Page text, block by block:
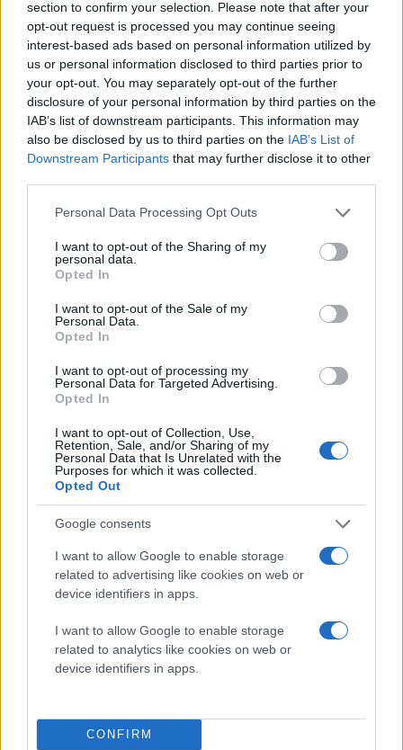
section to confirm your selection. Please note that after your
opt-out request is processed you may continue seeing
interest-based ads based on personal information utilized by
us or personal information disclosed to third parties prior to
your opt-out. You may separately opt-out of the further
disclosure of your personal information by third parties on the
IAB’s list of downstream participants. This information may
also be disclosed by us to third parties on the IAB’s List of
Downstream Participants that may further disclose it to other
Please note that this website/app uses one or more Google
not limited to your visit or usage behaviour. You may click to
grant or deny consent to Google and its third-party tags to
use your data for below specified purposes in below Google
consent section.
Personal Data Processing Opt Outs
I want to opt-out of the Sharing of my
personal data.
Opted In
I want to opt-out of the Sale of my
Personal Data.
Opted In
I want to opt-out of processing my
Personal Data for Targeted Advertising.
Opted In
I want to opt-out of Collection, Use,
Retention, Sale, and/or Sharing of my
Personal Data that Is Unrelated with the
Purposes for which it was collected.
Opted Out
Google consents
I want to allow Google to enable storage
related to advertising like cookies on web or
device identifiers in apps.
I want to allow Google to enable storage
related to analytics like cookies on web or
device identifiers in apps.
CONFIRM
Για όσους αναζητούν κάτι πιο σκοτεινό και αμιγώς
action, τοKilling Floor 3 κάνει δυναμική είσοδο στο
PS5. Η σειρά επιστρέφει με ακόμη πιο βίαιες
συγκρούσεις απέναντι σε ορδές bioengineered
πλασμάτων, γνωστών ως zeds, τα οποία έχουν
εξαπολυθεί από τη διαβόητη Horzine. Το παιχνίδι
υποστηρίζει co-op για έως έξι παίκτες και δίνει
ιδιαίτερη έμφαση στις ικανότητες των Specialists της
ομάδας Nightfall, που αποτελούν τη μόνη ελπίδα της
αναρρίχηση, αλλά και μια πληθώρα όπλων και
gadgets, ο τίτλος στοχεύει να ανανεώσει τη
φόρμουλα του franchise με πιο fluid κίνηση και πιο
χαοτική δράση.
Σε διαφορετικό μονοπάτι τρόμου κινείται τοThe
Outlast Trials, διαθέσιμο τόσο για PS4 όσο και για
πειραματόζωων που έχουν απαχθεί από την Murkoff
Corporation και αναγκάζονται να περάσουν από μια
σειρά ψυχολογικών δοκιμασιών και challenges για να
κερδίσουν πίσω την ελευθερία τους. Όπως σε κάθε
Outlast, ο παίκτης δεν βασίζεται στη δύναμη, αλλά
στην απόκρυψη, στη φυγή και στη δημιουργική χρήση
εργαλείων που ενισχύουν τη stealth προσέγγιση. Η
εμπειρία μπορεί να παιχτεί solo ή με έως τρεις ακόμη
παίκτες, ενισχύοντας την ένταση σε κάθε γύρισμα
του διαδρόμου.
αναγκαστεί να ζήσει σε υπόγειες εγκαταστάσεις μετά